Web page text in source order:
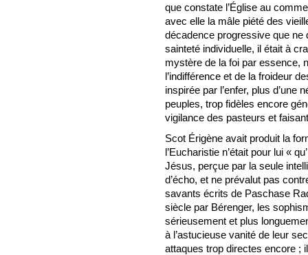
que constate l’Église au
avec elle la mâle piété des
décadence progressive que
sainteté individuelle, il était à
mystère de la foi par essence,
l’indifférence et de la froideur
inspirée par l’enfer, plus d’une
peuples, trop fidèles encore
vigilance des pasteurs et
Scot Érigène avait produit la
l’Eucharistie n’était pour lui «
Jésus, perçue par la seule
d’écho, et ne prévalut pas
savants écrits de Paschase
siècle par Bérenger, les
sérieusement et plus
à l’astucieuse vanité de leur
attaques trop directes encore ;